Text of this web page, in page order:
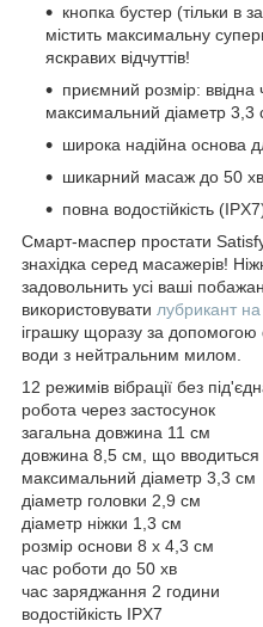
кнопка бустер (тільки в
містить максимальну
яскравих відчуттів!
приємний розмір: ввідна
максимальний діаметр 3,3
широка надійна основа
шикарний масаж до 50
повна водостійкість
Смарт-маспер простати
знахідка серед масажерів!
задовольнить усі ваші
використовувати лубрикант на
іграшку щоразу за допомогою
води з нейтральним милом.
12 режимів вібрації без
робота через застосунок
загальна довжина 11 см
довжина 8,5 см, що вводиться
максимальний діаметр 3,3 см
діаметр головки 2,9 см
діаметр ніжки 1,3 см
розмір основи 8 х 4,3 см
час роботи до 50 хв
час заряджання 2 години
водостійкість IPX7